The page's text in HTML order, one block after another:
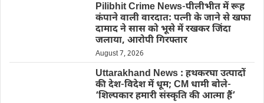
Pilibhit Crime News-पीलीभीत में रूह
कंपाने वाली वारदात: पत्नी के जाने से खफा
दामाद ने सास को भूसे में रखकर जिंदा
जलाया, आरोपी गिरफ्तार
August 7, 2026
Uttarakhand News : हथकरघा उत्पादों
की देश-विदेश में धूम; CM धामी बोले-
‘शिल्पकार हमारी संस्कृति की आत्मा हैं’